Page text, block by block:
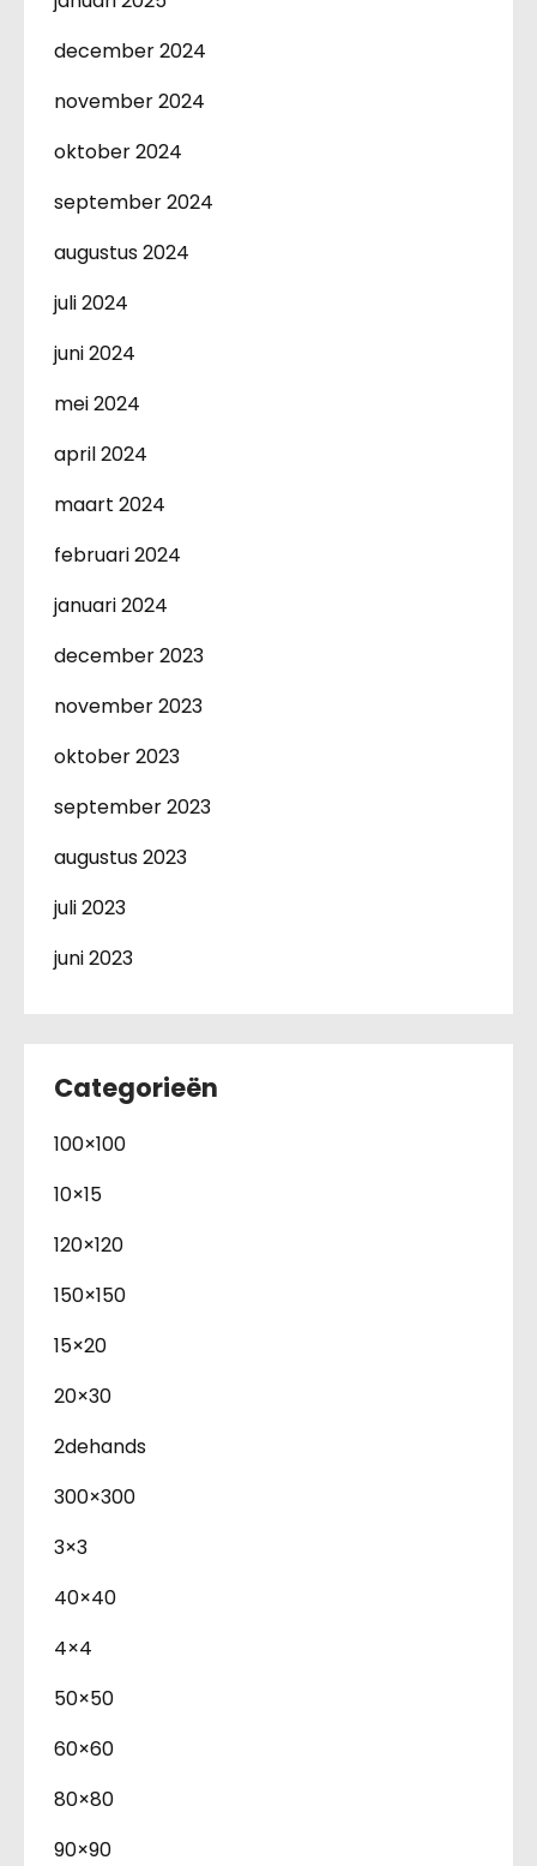
december 2024
november 2024
oktober 2024
september 2024
augustus 2024
juli 2024
juni 2024
mei 2024
april 2024
maart 2024
februari 2024
januari 2024
december 2023
november 2023
oktober 2023
september 2023
augustus 2023
juli 2023
juni 2023
Categorieën
100×100
10×15
120×120
150×150
15×20
20×30
2dehands
300×300
3×3
40×40
4×4
50×50
60×60
80×80
90×90